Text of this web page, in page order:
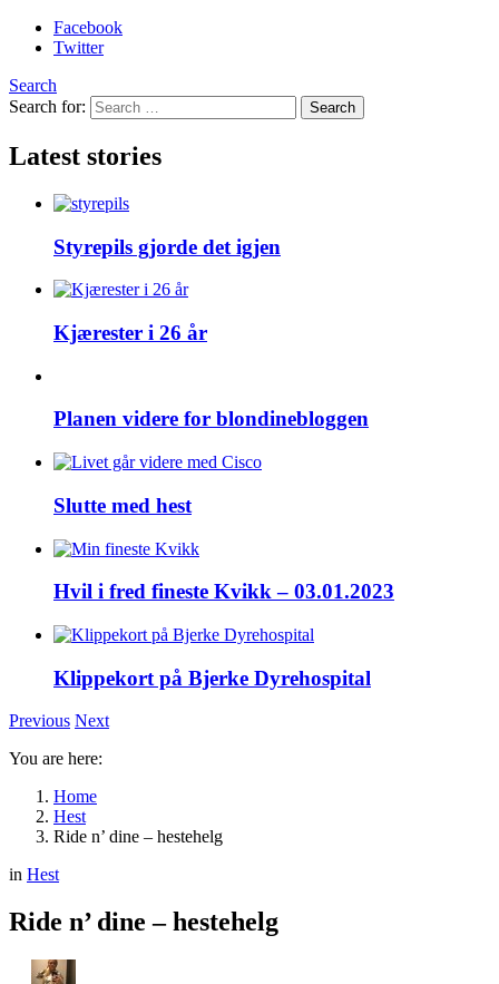
Facebook
Twitter
Search
Search for:
Search
Latest stories
Styrepils gjorde det igjen
Kjærester i 26 år
Planen videre for blondinebloggen
Slutte med hest
Hvil i fred fineste Kvikk – 03.01.2023
Klippekort på Bjerke Dyrehospital
Previous Next
You are here:
Home
Hest
Ride n’ dine – hestehelg
in Hest
Ride n’ dine – hestehelg